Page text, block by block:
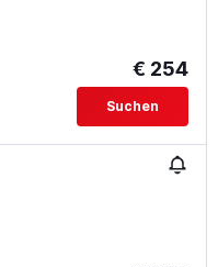
€ 254
Suchen